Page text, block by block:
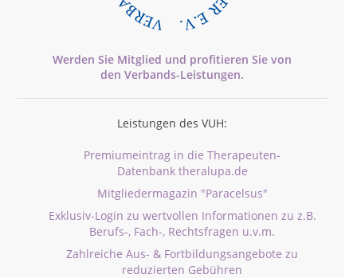
Werden Sie Mitglied und profitieren Sie von
den Verbands-Leistungen.
Leistungen des VUH:
Premiumeintrag in die Therapeuten-
Datenbank theralupa.de
Mitgliedermagazin "Paracelsus"
Exklusiv-Login zu wertvollen Informationen zu z.B.
Berufs-, Fach-, Rechtsfragen u.v.m.
Zahlreiche Aus- & Fortbildungsangebote zu
reduzierten Gebühren